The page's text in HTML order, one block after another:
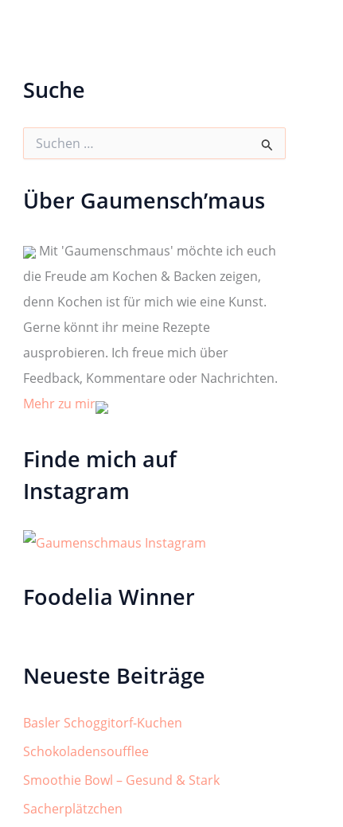
Suche
e
a
c
h
Über Gaumensch’maus
Mit 'Gaumenschmaus' möchte ich euch
die Freude am Kochen & Backen zeigen,
denn Kochen ist für mich wie eine Kunst.
Gerne könnt ihr meine Rezepte
ausprobieren. Ich freue mich über
Feedback, Kommentare oder Nachrichten.
Mehr zu mir
Finde mich auf
Instagram
Foodelia Winner
Neueste Beiträge
Basler Schoggitorf-Kuchen
Schokoladensoufflee
Smoothie Bowl – Gesund & Stark
Sacherplätzchen